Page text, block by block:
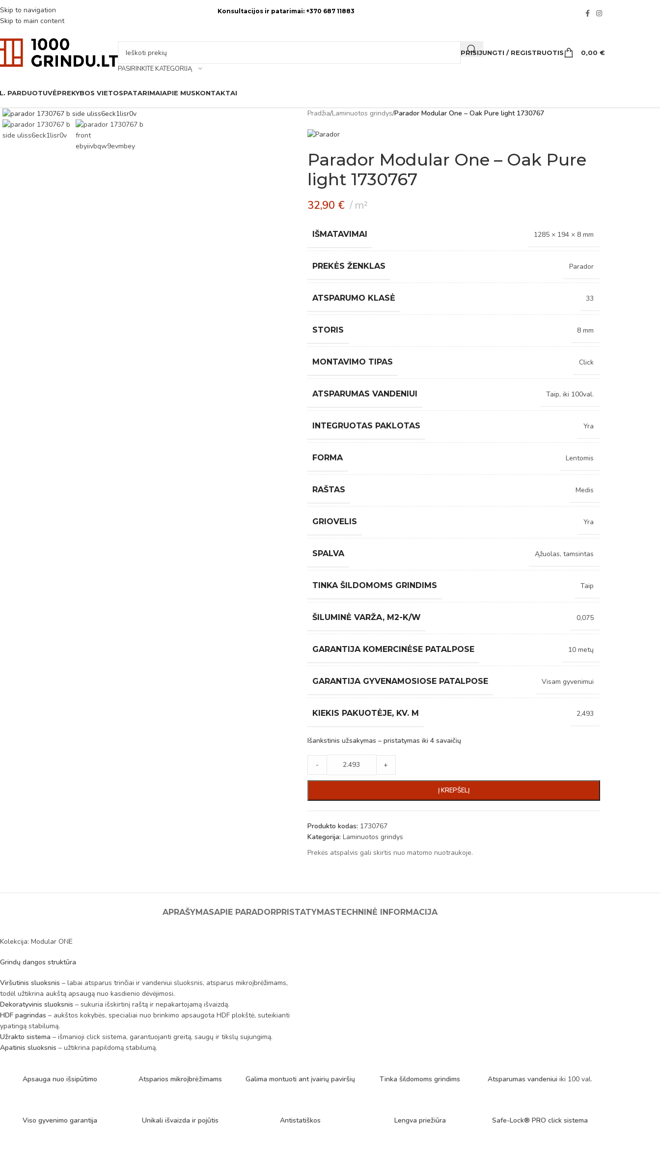
Skip to navigation
Skip to main content
Konsultacijos ir patarimai: +370 687 11883
PASIRINKITE KATEGORIJĄ
PRISIJUNGTI / REGISTRUOTIS 0,00 €
PARDUOTUVĖPREKYBOS VIETOSPATARIMAIAPIE MUSKONTAKTAI
Pradžia/Laminuotos grindys/Parador Modular One – Oak Pure light 1730767
Parador Modular One – Oak Pure
light 1730767
32,90 € m²
IŠMATAVIMAI 1285 × 194 × 8 mm
PREKĖS ŽENKLAS Parador
ATSPARUMO KLASĖ 33
STORIS 8 mm
MONTAVIMO TIPAS Click
ATSPARUMAS VANDENIUI Taip, iki 100val.
INTEGRUOTAS PAKLOTAS Yra
FORMA Lentomis
RAŠTAS Medis
GRIOVELIS Yra
SPALVA Ąžuolas, tamsintas
TINKA ŠILDOMOMS GRINDIMS Taip
ŠILUMINĖ VARŽA, M2-K/W 0,075
GARANTIJA KOMERCINĖSE PATALPOSE 10 metų
GARANTIJA GYVENAMOSIOSE PATALPOSE Visam gyvenimui
KIEKIS PAKUOTĖJE, KV. M 2,493
Išankstinis užsakymas – pristatymas iki 4 savaičių
- +
Į KREPŠELĮ
Produkto kodas: 1730767
Kategorija: Laminuotos grindys
Prekės atspalvis gali skirtis nuo matomo nuotraukoje.
APRAŠYMASAPIE PARADORPRISTATYMASTECHNINĖ INFORMACIJA
Kolekcija: Modular ONE
Grindų dangos struktūra
Viršutinis sluoksnis – labai atsparus trinčiai ir vandeniui sluoksnis, atsparus mikroįbrėžimams,
todėl užtikrina aukštą apsaugą nuo kasdienio dėvėjimosi.
Dekoratyvinis sluoksnis – sukuria išskirtinį raštą ir nepakartojamą išvaizdą.
HDF pagrindas – aukštos kokybės, specialiai nuo brinkimo apsaugota HDF plokštė, suteikianti
ypatingą stabilumą.
Užrakto sistema – išmanioji click sistema, garantuojanti greitą, saugų ir tikslų sujungimą.
Apatinis sluoksnis – užtikrina papildomą stabilumą.
Apsauga nuo išsipūtimo Atsparios mikroįbrėžimams Galima montuoti ant įvairių paviršių Tinka šildomoms grindims Atsparumas vandeniui iki 100 val.
Viso gyvenimo garantija Unikali išvaizda ir pojūtis Antistatiškos Lengva priežiūra Safe-Lock® PRO click sistema